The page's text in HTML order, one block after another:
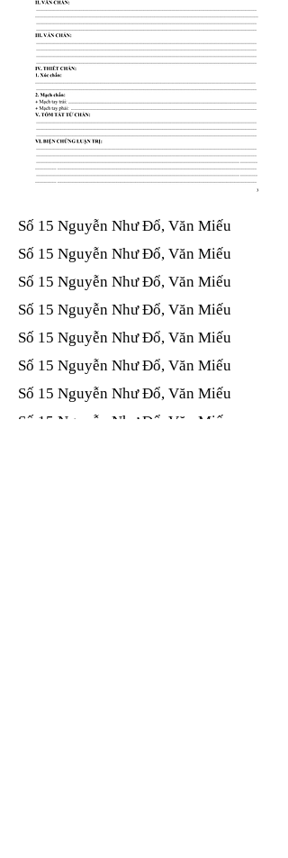
Số 15 Nguyễn Như Đổ, Văn Miếu​​​​
Số 15 Nguyễn Như Đổ, Văn Miếu​​​​
Số 15 Nguyễn Như Đổ, Văn Miếu​​​​
Số 15 Nguyễn Như Đổ, Văn Miếu​​​​
Số 15 Nguyễn Như Đổ, Văn Miếu​​​​
Số 15 Nguyễn Như Đổ, Văn Miếu​​​​
Số 15 Nguyễn Như Đổ, Văn Miếu​​​​
Số 15 Nguyễn Như Đổ, Văn Miếu​​​​